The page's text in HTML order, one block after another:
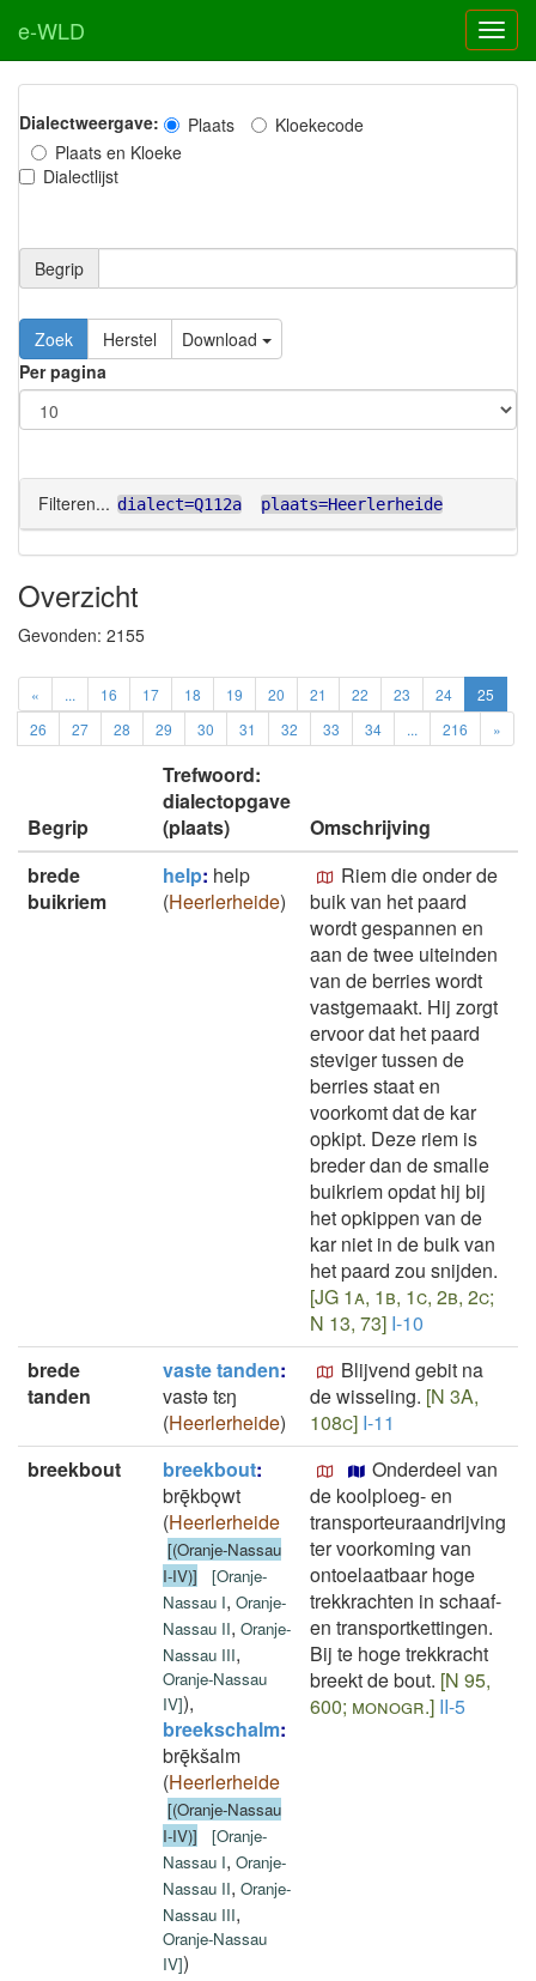
e-WLD
Dialectweergave: Plaats
Kloekecode
Plaats en Kloeke
Dialectlijst
Begrip
Zoek Herstel
Download
Per pagina
Filteren... dialect=Q112a plaats=Heerlerheide
Overzicht
Gevonden: 2155
« ... 16 17 18 19 20 21 22 23 24
25
26
27 28 29 30 31 32 33 34 ... 216 »
Begrip
Trefwoord:
dialectopgave
(plaats)
Omschrijving
brede
buikriem
help: help
(Heerlerheide)
Riem die onder de
buik van het paard
wordt gespannen en
aan de twee uiteinden
van de berries wordt
vastgemaakt. Hij zorgt
ervoor dat het paard
steviger tussen de
berries staat en
voorkomt dat de kar
opkipt. Deze riem is
breder dan de smalle
buikriem opdat hij bij
het opkippen van de
kar niet in de buik van
het paard zou snijden.
[JG 1a, 1b, 1c, 2b, 2c;
N 13, 73] I-10
brede
tanden
vaste tanden:
vastǝ tɛŋ
(Heerlerheide)
Blijvend gebit na
de wisseling. [N 3A,
108c] I-11
breekbout
breekbout:
brę̄kbǫwt
(Heerlerheide
[(Oranje-Nassau
I-IV)]
[Oranje-
Nassau I, Oranje-
Nassau II, Oranje-
Nassau III,
Oranje-Nassau
IV]),
breekschalm:
brę̄kšalm
(Heerlerheide
[(Oranje-Nassau
I-IV)]
[Oranje-
Nassau I, Oranje-
Nassau II, Oranje-
Nassau III,
Oranje-Nassau
IV])
Onderdeel van
de koolploeg- en
transporteuraandrijving
ter voorkoming van
ontoelaatbaar hoge
trekkrachten in schaaf-
en transportkettingen.
Bij te hoge trekkracht
breekt de bout. [N 95,
600; monogr.] II-5